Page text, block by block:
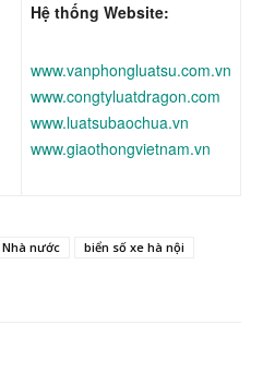
Hệ thống Website:
www.vanphongluatsu.com.vn
www.congtyluatdragon.com
www.luatsubaochua.vn
www.giaothongvietnam.vn
nước
biển số xe hà nội